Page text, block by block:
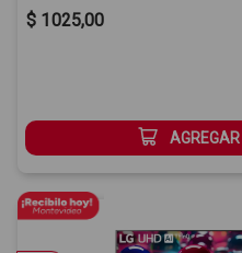
Sale Price:
$ 1025,00
AGREGAR